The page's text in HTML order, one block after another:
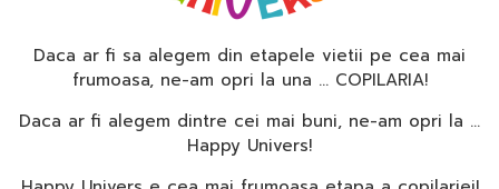
Daca ar fi sa alegem din etapele vietii pe cea mai
frumoasa, ne-am opri la una … COPILARIA!
Daca ar fi alegem dintre cei mai buni, ne-am opri la …
Happy Univers!